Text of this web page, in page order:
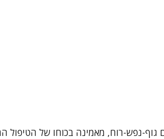
גוף-נפש-רוח, מאמינה בכוחו של